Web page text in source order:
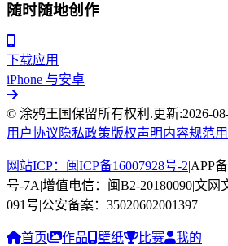
随时随地创作
下载应用
iPhone 与安卓
© 涂鸦王国保留所有权利.更新:2026-
用户协议 隐私政策版权声明内容规范
网站ICP：闽ICP备16007928号-2|APP
号-7A|增值电信：闽B2-20180090|文网
091号|公安备案：35020602001397
首页 作品 壁纸 比赛 我的